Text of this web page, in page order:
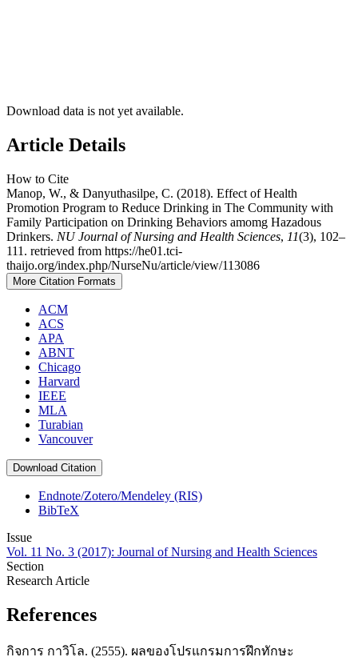
Download data is not yet available.
Article Details
How to Cite
Manop, W., & Danyuthasilpe, C. (2018). Effect of Health
Promotion Program to Reduce Drinking in The Community with
Family Participation on Drinking Behaviors amomg Hazadous
Drinkers. NU Journal of Nursing and Health Sciences, 11(3), 102–
111. retrieved from https://he01.tci-
thaijo.org/index.php/NurseNu/article/view/113086
More Citation Formats
ACM
ACS
APA
ABNT
Chicago
Harvard
IEEE
MLA
Turabian
Vancouver
Download Citation
Endnote/Zotero/Mendeley (RIS)
BibTeX
Issue
Vol. 11 No. 3 (2017): Journal of Nursing and Health Sciences
Section
Research Article
References
กิจการ กาวิโล. (2555). ผลของโปรแกรมการฝึกทักษะ